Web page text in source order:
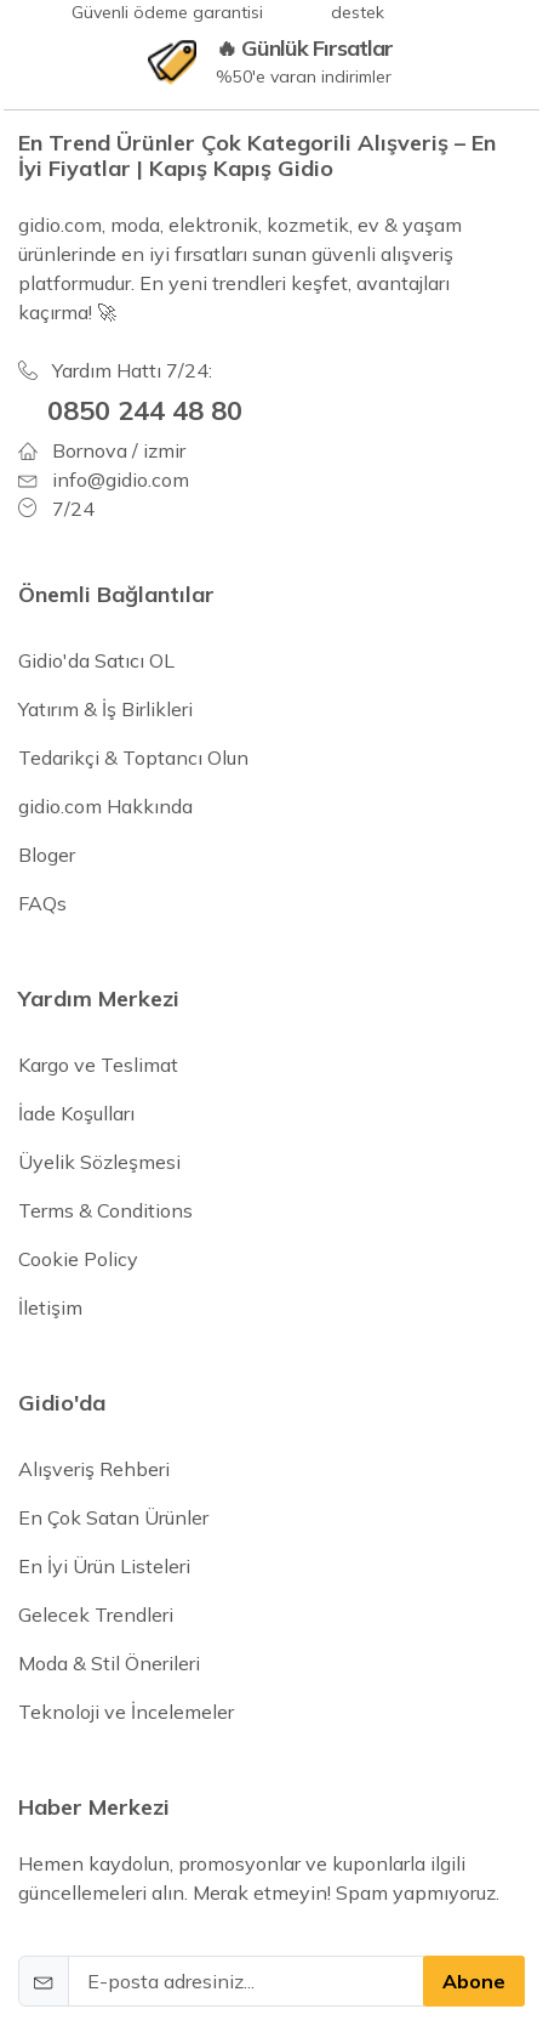
Güvenli ödeme garantisi
destek
🔥 Günlük Fırsatlar
%50'e varan indirimler
En Trend Ürünler Çok Kategorili Alışveriş – En
İyi Fiyatlar | Kapış Kapış Gidio
gidio.com, moda, elektronik, kozmetik, ev & yaşam
ürünlerinde en iyi fırsatları sunan güvenli alışveriş
platformudur. En yeni trendleri keşfet, avantajları
kaçırma! 🚀
Yardım Hattı 7/24:
0850 244 48 80
Bornova / izmir
info@gidio.com
7/24
Önemli Bağlantılar
Gidio'da Satıcı OL
Yatırım & İş Birlikleri
Tedarikçi & Toptancı Olun
gidio.com Hakkında
Bloger
FAQs
Yardım Merkezi
Kargo ve Teslimat
İade Koşulları
Üyelik Sözleşmesi
Terms & Conditions
Cookie Policy
İletişim
Gidio'da
Alışveriş Rehberi
En Çok Satan Ürünler
En İyi Ürün Listeleri
Gelecek Trendleri
Moda & Stil Önerileri
Teknoloji ve İncelemeler
Haber Merkezi
Hemen kaydolun, promosyonlar ve kuponlarla ilgili
güncellemeleri alın. Merak etmeyin! Spam yapmıyoruz.
Abone